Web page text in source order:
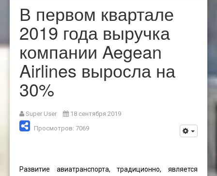
В первом квартале
2019 года выручка
компании Aegean
Airlines выросла на
30%
Super User
18 сентября 2019
Просмотров: 7069
Развитие авиатранспорта, традиционно, является